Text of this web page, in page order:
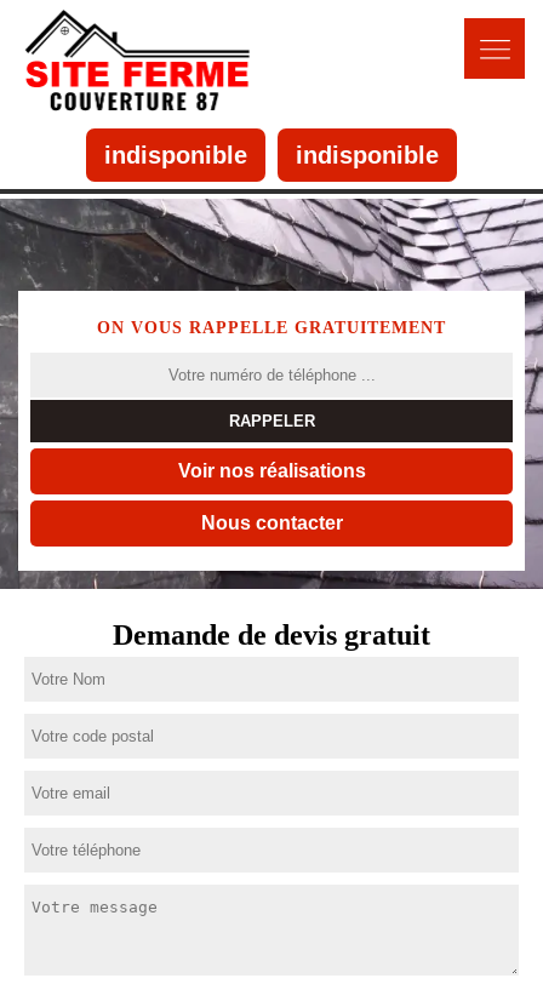
indisponible indisponible
ON VOUS RAPPELLE GRATUITEMENT
Voir nos réalisations
Nous contacter
Demande de devis gratuit